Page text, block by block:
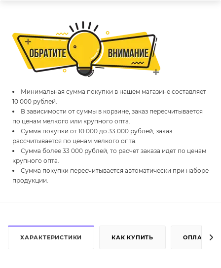
Минимальная сумма покупки в нашем магазине составляет
10 000 рублей.
В зависимости от суммы в корзине, заказ пересчитывается
по ценам мелкого или крупного опта.
Сумма покупки от 10 000 до 33 000 рублей, заказ
рассчитывается по ценам мелкого опта.
Сумма более 33 000 рублей, то расчет заказа идет по ценам
крупного опта.
Сумма покупки пересчитывается автоматически при наборе
продукции.
ХАРАКТЕРИСТИКИ КАК КУПИТЬ ОПЛАТА